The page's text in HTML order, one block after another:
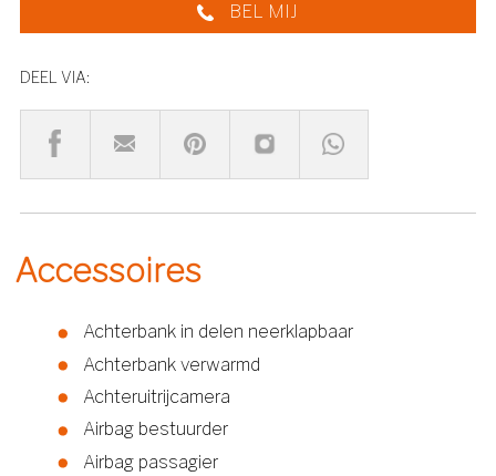
BEL MIJ
DEEL VIA:
Accessoires
Achterbank in delen neerklapbaar
Achterbank verwarmd
Achteruitrijcamera
Airbag bestuurder
Airbag passagier